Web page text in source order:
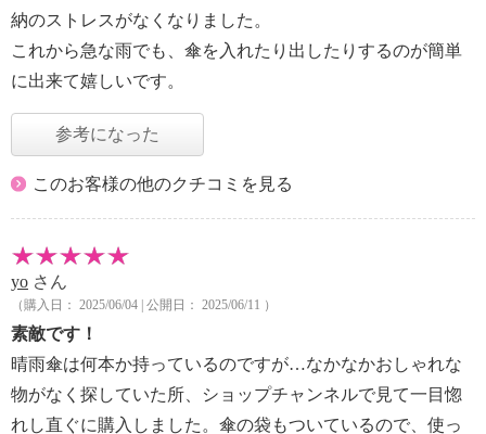
納のストレスがなくなりました。
これから急な雨でも、傘を入れたり出したりするのが簡単
に出来て嬉しいです。
参考になった
このお客様の他のクチコミを見る
yo さん
（購入日： 2025/06/04 | 公開日： 2025/06/11 ）
素敵です！
晴雨傘は何本か持っているのですが…なかなかおしゃれな
物がなく探していた所、ショップチャンネルで見て一目惚
れし直ぐに購入しました。傘の袋もついているので、使っ